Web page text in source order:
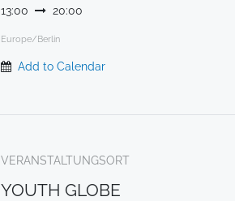
13:00 20:00
Europe/Berlin
Add to Calendar
VERANSTALTUNGSORT
YOUTH GLOBE